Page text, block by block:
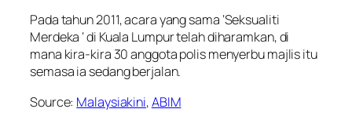
Pada tahun 2011, acara yang sama ‘Seksualiti
Merdeka ‘ di Kuala Lumpur telah diharamkan, di
mana kira-kira 30 anggota polis menyerbu majlis itu
semasa ia sedang berjalan.
Source: Malaysiakini,ABIM